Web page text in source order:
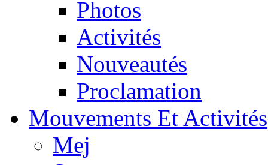
Photos
Activités
Nouveautés
Proclamation
Mouvements Et Activités
Mej